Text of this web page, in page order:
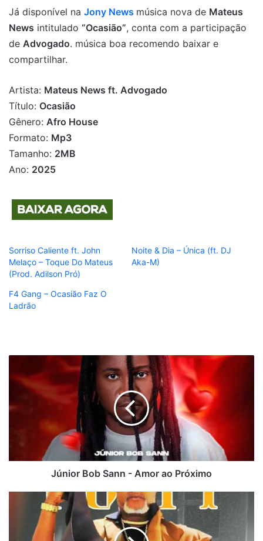
Já disponível na Jony News música nova de Mateus
News intitulado “Ocasião”, conta com a participação
de Advogado. música boa recomendo baixar e
compartilhar.
Artista: Mateus News ft. Advogado
Título: Ocasião
Gênero: Afro House
Formato: Mp3
Tamanho: 2MB
Ano: 2025
Sorriso Caliente ft. John
Melaço – Toque Do Mateus
(Prod. Adilson Pró)
Noite & Dia – Única (ft. DJ
Aka-M)
F4 Gang – Ocasião Faz O
Ladrão
Bob
Sann
Amor
Júnior Bob Sann - Amor ao Próximo